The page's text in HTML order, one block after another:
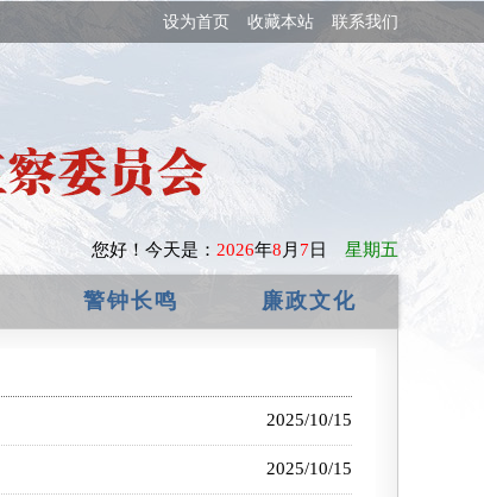
设为首页 收藏本站 联系我们
您好！ 今天是： 2026年8 月 7 日 星期五
警钟长鸣 廉政文化